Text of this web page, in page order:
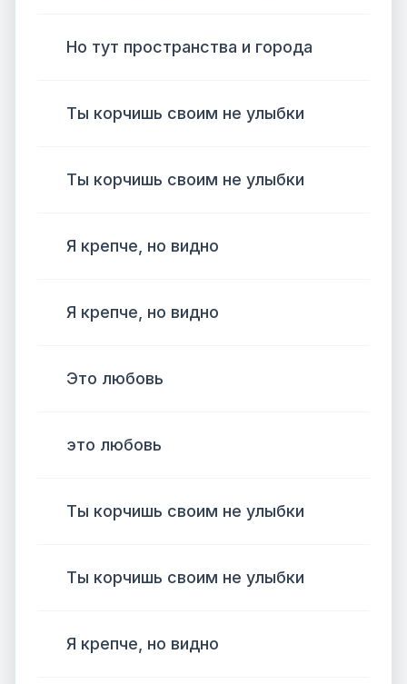
Но тут пространства и города
Ты корчишь своим не улыбки
Ты корчишь своим не улыбки
Я крепче, но видно
Я крепче, но видно
Это любовь
это любовь
Ты корчишь своим не улыбки
Ты корчишь своим не улыбки
Я крепче, но видно